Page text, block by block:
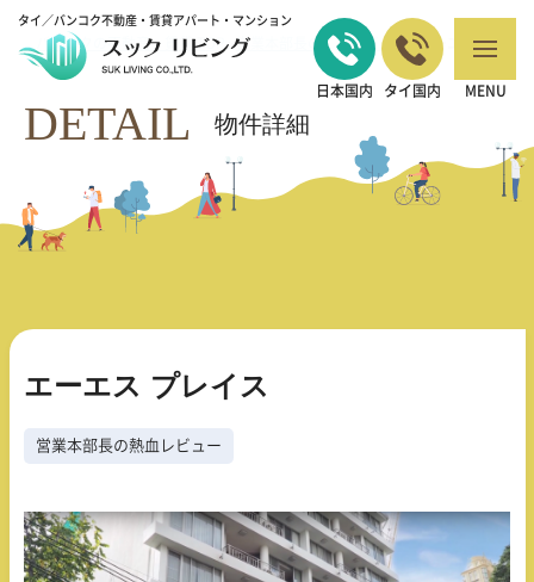
タイ／バンコク不動産・賃貸アパート・マンション
日本国内 タイ国内 MENU
バンコクの不動産・賃貸 TOP >営業本部長の熱血レビュー>エーエス プレ
イス
DETAIL 物件詳細
エーエス プレイス
営業本部長の熱血レビュー